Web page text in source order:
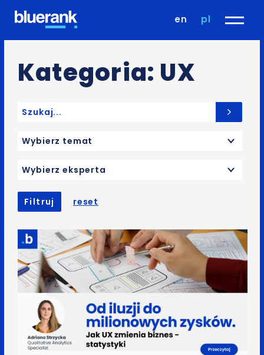
en pl
Kategoria: UX
Wybierz temat
Wybierz eksperta
Filtruj reset